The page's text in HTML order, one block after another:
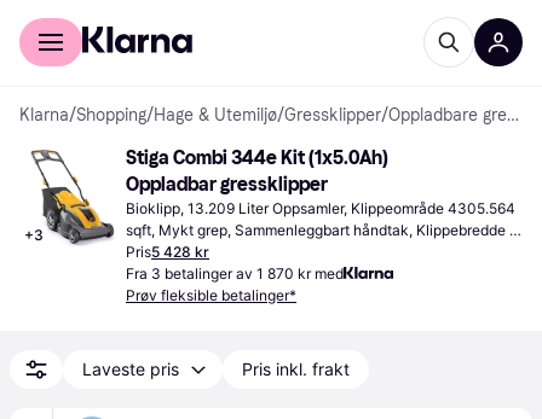
For kunder
Klarna/Shopping/Hage & Utemiljø/Gressklipper/ Oppladbare gressklippere
+3
Stiga Combi 344e Kit (1x5.0Ah)
Oppladbar gressklipper
Bioklipp, 13.209 Liter Oppsamler, Klippeområde 4305.564
sqft, Mykt grep, Sammenleggbart håndtak, Klippebredde
(maks) 16.535 "
Pris5 428 kr
Fra 3 betalinger av 1 870 kr med
Prøv fleksible betalinger*
Laveste pris Pris inkl. frakt